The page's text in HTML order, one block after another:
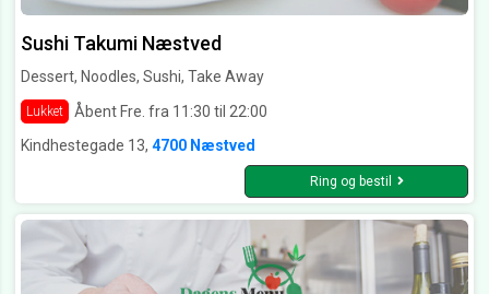
Sushi Takumi Næstved
Dessert, Noodles, Sushi, Take Away
Lukket
Åbent Fre. fra 11:30 til 22:00
Kindhestegade 13, 4700 Næstved
Ring og bestil